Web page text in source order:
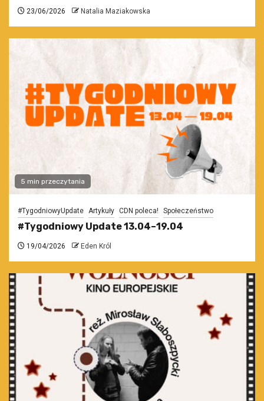
23/06/2026 Natalia Maziakowska
5 min przeczytania
#TygodniowyUpdate Artykuły CDN poleca! Społeczeństwo
#Tygodniowy Update 13.04–19.04
19/04/2026 Eden Król